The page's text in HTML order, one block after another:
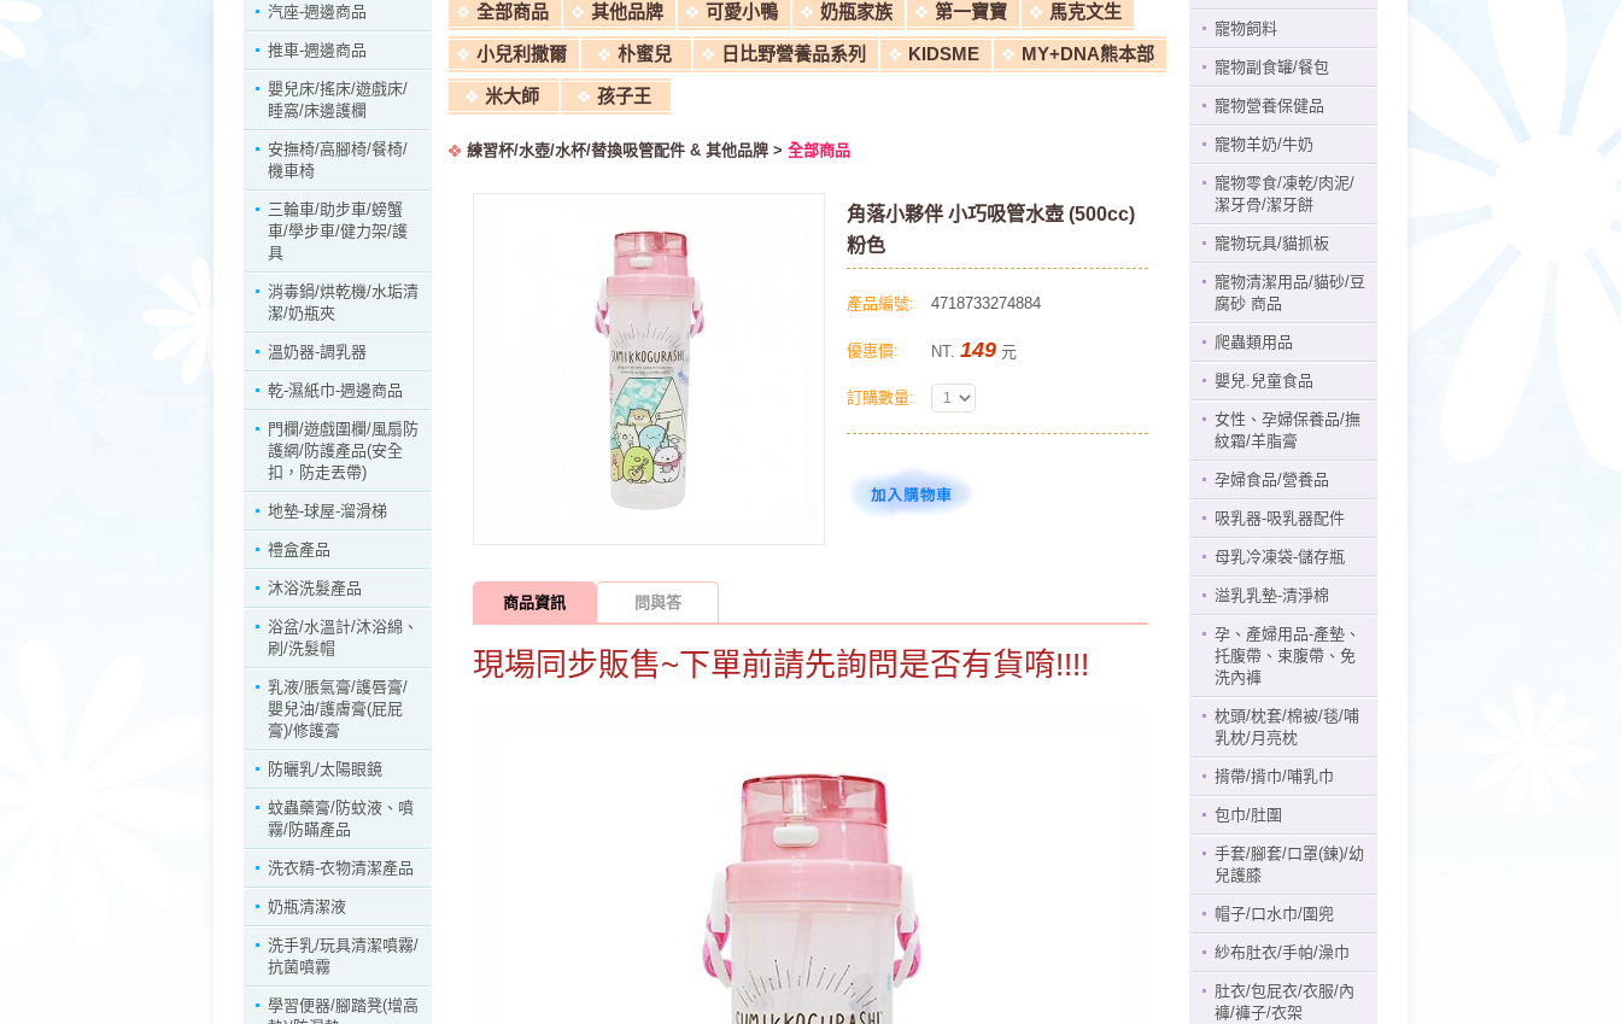
汽座-週邊商品
推車-週邊商品
嬰兒床/搖床/遊戲床/
睡窩/床邊護欄
安撫椅/高腳椅/餐椅/
機車椅
三輪車/助步車/螃蟹
車/學步車/健力架/護
具
消毒鍋/烘乾機/水垢清
潔/奶瓶夾
溫奶器-調乳器
乾-濕紙巾-週邊商品
門欄/遊戲圍欄/風扇防
護網/防護產品(安全
扣，防走丟帶)
地墊-球屋-溜滑梯
禮盒產品
沐浴洗髮產品
浴盆/水溫計/沐浴綿、
刷/洗髮帽
乳液/脹氣膏/護唇膏/
嬰兒油/護膚膏(屁屁
膏)/修護膏
防曬乳/太陽眼鏡
蚊蟲藥膏/防蚊液、噴
霧/防瞞產品
洗衣精-衣物清潔產品
奶瓶清潔液
洗手乳/玩具清潔噴霧/
抗菌噴霧
學習便器/腳踏凳(增高
全部商品 其他品牌 可愛小鴨 奶瓶家族 第一寶寶 馬克文生
小兒利撒爾 朴蜜兒 日比野營養品系列 KIDSME MY+DNA熊本部
米大師 孩子王
練習杯/水壺/水杯/替換吸管配件 & 其他品牌 > 全部商品
角落小夥伴 小巧吸管水壺 (500cc)
粉色
產品編號: 4718733274884
優惠價: NT. 149 元
訂購數量:
商品資訊 問與答
現場同步販售~下單前請先詢問是否有貨唷!!!!
寵物飼料
寵物副食罐/餐包
寵物營養保健品
寵物羊奶/牛奶
寵物零食/凍乾/肉泥/
潔牙骨/潔牙餅
寵物玩具/貓抓板
寵物清潔用品/貓砂/豆
腐砂 商品
爬蟲類用品
嬰兒.兒童食品
女性、孕婦保養品/撫
紋霜/羊脂膏
孕婦食品/營養品
吸乳器-吸乳器配件
母乳冷凍袋-儲存瓶
溢乳乳墊-清淨棉
孕、產婦用品-產墊、
托腹帶、束腹帶、免
洗內褲
枕頭/枕套/棉被/毯/哺
乳枕/月亮枕
揹帶/揹巾/哺乳巾
包巾/肚圍
手套/腳套/口罩(鍊)/幼
兒護膝
帽子/口水巾/圍兜
紗布肚衣/手帕/澡巾
肚衣/包屁衣/衣服/內
褲/褲子/衣架